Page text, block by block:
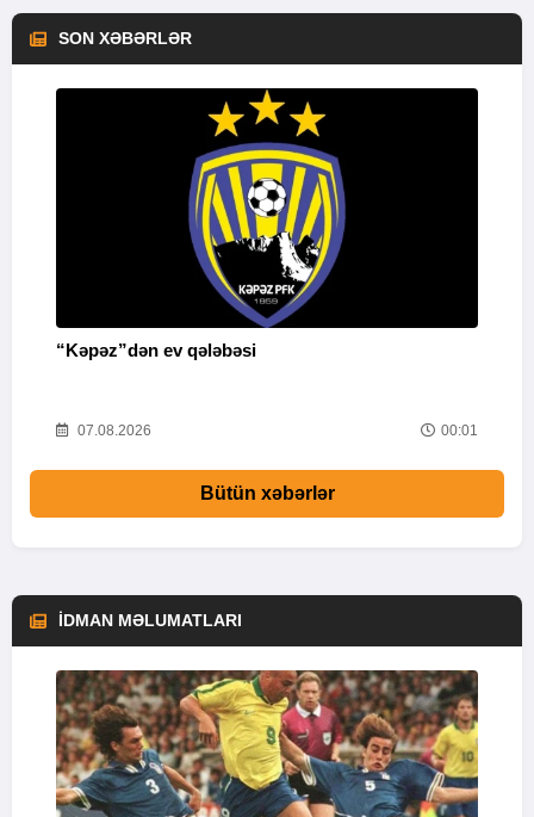
SON XƏBƏRLƏR
“Kəpəz”dən ev qələbəsi
07.08.2026 00:01
Bütün xəbərlər
İDMAN MƏLUMATLARI